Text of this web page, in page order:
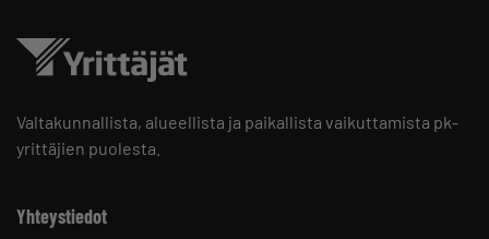
Valtakunnallista, alueellista ja paikallista vaikuttamista pk-
yrittäjien puolesta.
Yhteystiedot